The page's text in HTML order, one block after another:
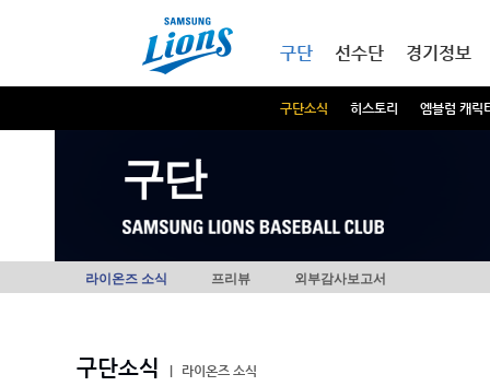
구단
구단소식 히스토리 엠블럼 캐릭
선수단 경기정보
구단
라이온즈 소식 프리뷰 외부감사보고서
구단소식
라이온즈 소식